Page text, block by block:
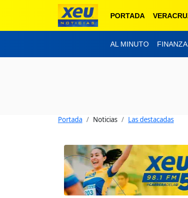
PORTADA
AL MINUTO
Portada Noticias Las destacadas